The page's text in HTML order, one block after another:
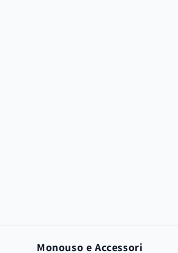
Monouso e Accessori